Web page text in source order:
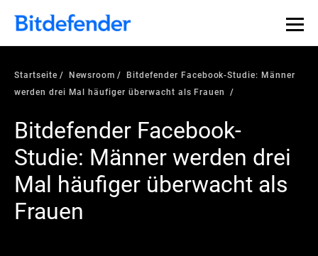
Startseite Newsroom
Bitdefender Facebook-Studie: Männer
werden drei Mal häufiger überwacht als Frauen
Bitdefender Facebook-
Studie: Männer werden drei
Mal häufiger überwacht als
Frauen